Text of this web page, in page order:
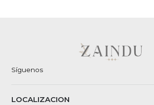
Síguenos
LOCALIZACION